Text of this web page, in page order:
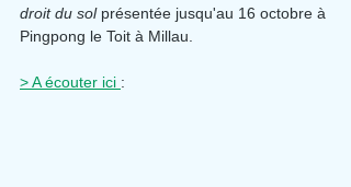
droit du sol présentée jusqu'au 16 octobre à
Pingpong le Toit à Millau.
> A écouter ici :